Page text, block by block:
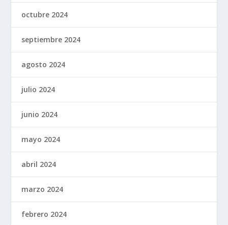
octubre 2024
septiembre 2024
agosto 2024
julio 2024
junio 2024
mayo 2024
abril 2024
marzo 2024
febrero 2024